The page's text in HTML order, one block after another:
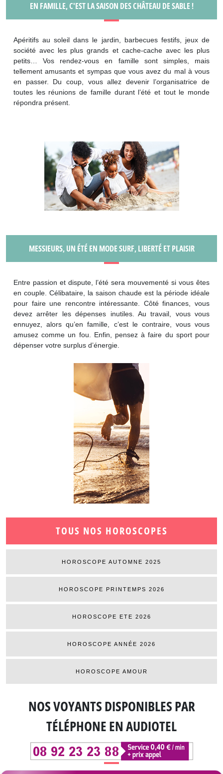
TOUS NOS HOROSCOPES
HOROSCOPE AUTOMNE 2025
HOROSCOPE PRINTEMPS 2026
HOROSCOPE ETE 2026
HOROSCOPE ANNÉE 2026
HOROSCOPE AMOUR
EN FAMILLE, C'EST LA SAISON DES CHÂTEAU DE SABLE !
Apéritifs au soleil dans le jardin, barbecues festifs, jeux de
société avec les plus grands et cache-cache avec les plus
petits… Vos rendez-vous en famille sont simples, mais
tellement amusants et sympas que vous avez du mal à vous
en passer. Du coup, vous allez devenir l’organisatrice de
toutes les réunions de famille durant l’été et tout le monde
répondra présent.
MESSIEURS, UN ÉTÉ EN MODE SURF, LIBERTÉ ET PLAISIR
Entre passion et dispute, l’été sera mouvementé si vous êtes
en couple. Célibataire, la saison chaude est la période idéale
pour faire une rencontre intéressante. Côté finances, vous
devez arrêter les dépenses inutiles. Au travail, vous vous
ennuyez, alors qu’en famille, c’est le contraire, vous vous
amusez comme un fou. Enfin, pensez à faire du sport pour
dépenser votre surplus d’énergie.
NOS VOYANTS DISPONIBLESPAR
TÉLÉPHONE EN AUDIOTEL